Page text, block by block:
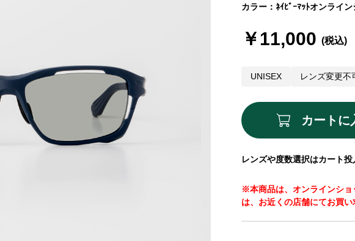
レンズや度数選択はカート
カラー：ﾈｲﾋﾞｰﾏｯﾄオンライン
※本商品は、オンラインショ
は、お近くの店舗にてお買い
￥11,000
UNISEX レンズ変更不
カートに